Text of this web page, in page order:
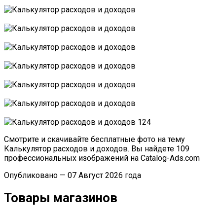
Смотрите и скачивайте бесплатные фото на тему
Калькулятор расходов и доходов. Вы найдете 109
профессиональных изображений на Catalog-Ads.com
Опубликовано — 07 Август 2026 года
Товары магазинов